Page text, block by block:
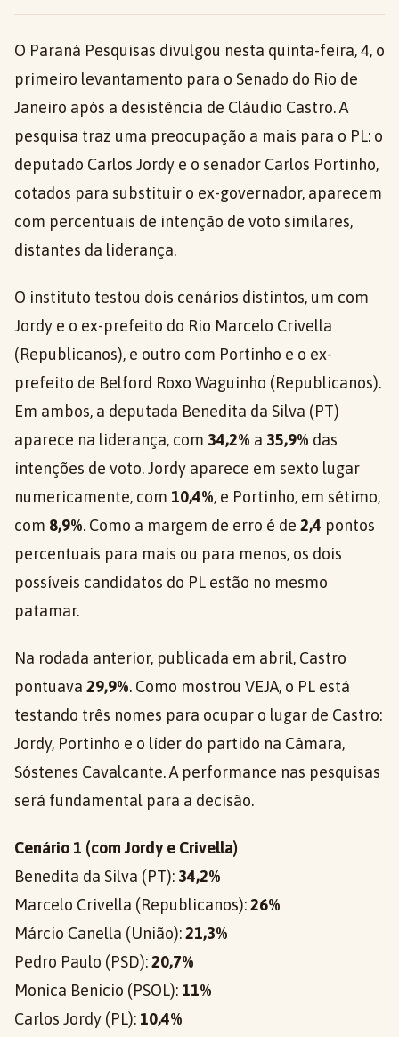
O Paraná Pesquisas divulgou nesta quinta-feira, 4, o
primeiro levantamento para o Senado do Rio de
Janeiro após a desistência de Cláudio Castro. A
pesquisa traz uma preocupação a mais para o PL: o
deputado Carlos Jordy e o senador Carlos Portinho,
cotados para substituir o ex-governador, aparecem
com percentuais de intenção de voto similares,
distantes da liderança.
O instituto testou dois cenários distintos, um com
Jordy e o ex-prefeito do Rio Marcelo Crivella
(Republicanos), e outro com Portinho e o ex-
prefeito de Belford Roxo Waguinho (Republicanos).
Em ambos, a deputada Benedita da Silva (PT)
aparece na liderança, com 34,2% a 35,9% das
intenções de voto. Jordy aparece em sexto lugar
numericamente, com 10,4%, e Portinho, em sétimo,
com 8,9%. Como a margem de erro é de 2,4 pontos
percentuais para mais ou para menos, os dois
possíveis candidatos do PL estão no mesmo
patamar.
Na rodada anterior, publicada em abril, Castro
pontuava 29,9%. Como mostrou VEJA, o PL está
testando três nomes para ocupar o lugar de Castro:
Jordy, Portinho e o líder do partido na Câmara,
Sóstenes Cavalcante. A performance nas pesquisas
será fundamental para a decisão.
Cenário 1 (com Jordy e Crivella)
Benedita da Silva (PT): 34,2%
Marcelo Crivella (Republicanos):26%
Márcio Canella (União):21,3%
Pedro Paulo (PSD):20,7%
Monica Benicio (PSOL): 11%
Carlos Jordy (PL): 10,4%